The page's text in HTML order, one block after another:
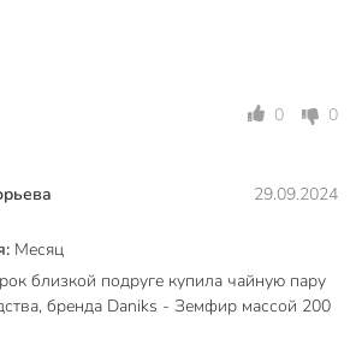
в подарочной
цветы
однотонный
0 0
29.09.2024
Месяц
близкой подруге купила чайную пару
бренда Daniks - Земфир массой 200